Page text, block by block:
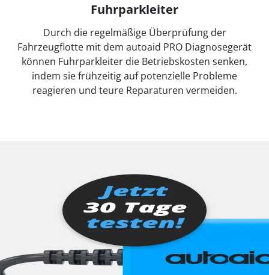
Fuhrparkleiter
Durch die regelmäßige Überprüfung der
Fahrzeugflotte mit dem autoaid PRO Diagnosegerät
können Fuhrparkleiter die Betriebskosten senken,
indem sie frühzeitig auf potenzielle Probleme
reagieren und teure Reparaturen vermeiden.